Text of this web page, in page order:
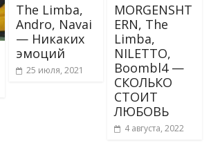
The Limba,
Andro, Navai
— Никаких
эмоций
25 июля, 2021
MORGENSHT
ERN, The
Limba,
NILETTO,
Boombl4 —
СКОЛЬКО
СТОИТ
ЛЮБОВЬ
4 августа, 2022